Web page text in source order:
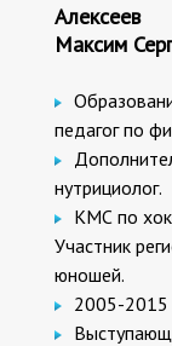
Алексеев
Максим
педагог по
нутрициолог.
КМС по
Участник
юношей.
2005-2015